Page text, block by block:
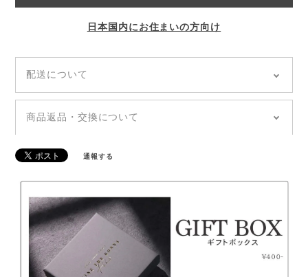
日本国内にお住まいの方向け
配送について
◆全国どこでも「送料無料」
◆追跡あり「郵便局クリックポスト」
◆発送日・到着日の指定はできません。お問い合わせ
商品返品・交換について
品の傷や不具合、ご注文内容に誤りがないかの確認を
◆万が一不良品をお届けしてしまった場合は、すぐに
お取り替えさせていただきますので、お手数ですが
「ご注文者様のお名前、商品欠陥・不良箇所の写真」
を添付しチャットからお問い合わせください。
◆不良品・誤配送の場合以外のお客様都合によるキャ
通報する